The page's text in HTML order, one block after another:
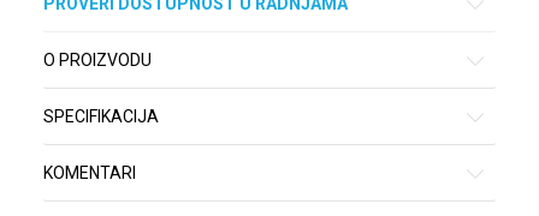
O PROIZVODU
SPECIFIKACIJA
KOMENTARI